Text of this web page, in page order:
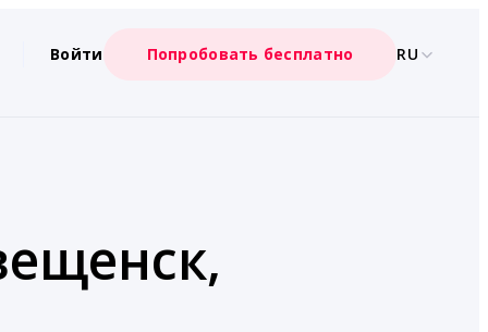
Войти Попробовать бесплатно RU